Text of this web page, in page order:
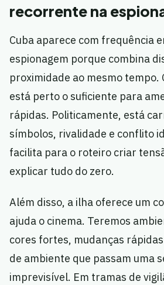
recorrente na
Cuba aparece com frequência
espionagem porque combina
proximidade ao mesmo tempo.
está perto o suficiente para
rápidas. Politicamente, está
símbolos, rivalidade e conflito
facilita para o roteiro criar
explicar tudo do zero.
Além disso, a ilha oferece um
ajuda o cinema. Teremos
cores fortes, mudanças
de ambiente que passam uma
imprevisível. Em tramas de